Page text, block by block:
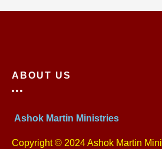
ABOUT US
Ashok Martin Ministries
Copyright © 2024 Ashok Martin